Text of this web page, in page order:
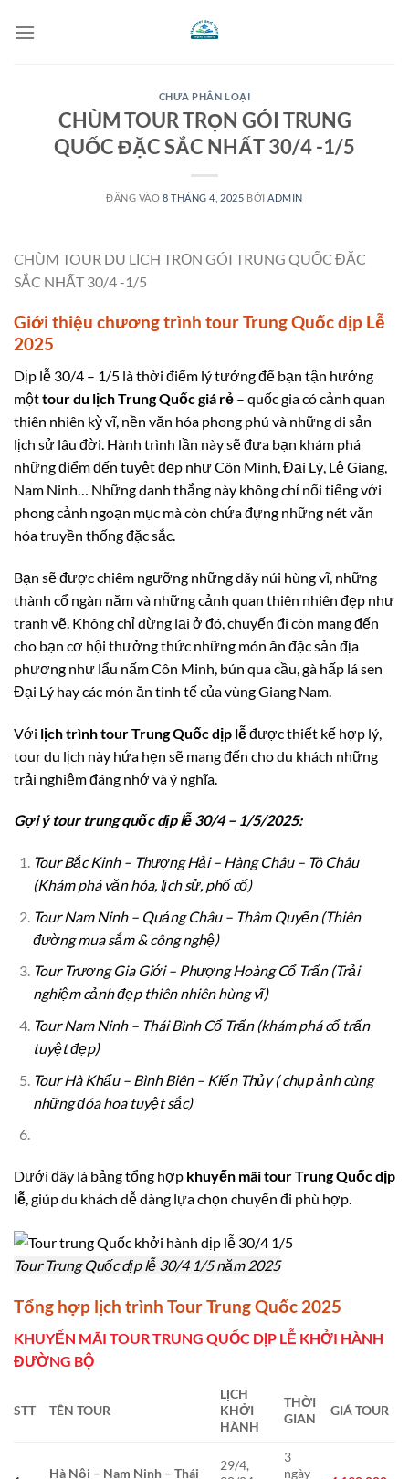
qua
CHƯA PHÂN LOẠI
CHÙM TOUR TRỌN GÓI TRUNG
QUỐC ĐẶC SẮC NHẤT 30/4 -1/5
ĐĂNG VÀO 8 THÁNG 4, 2025 BỞI ADMIN
CHÙM TOUR DU LỊCH TRỌN GÓI TRUNG QUỐC ĐẶC
SẮC NHẤT 30/4 -1/5
Giới thiệu chương trình tour Trung Quốc dịp Lễ
2025
Dịp lễ 30/4 – 1/5 là thời điểm lý tưởng để bạn tận hưởng
mộttour du lịch Trung Quốc giá rẻ – quốc gia có cảnh quan
thiên nhiên kỳ vĩ, nền văn hóa phong phú và những di sản
lịch sử lâu đời. Hành trình lần này sẽ đưa bạn khám phá
những điểm đến tuyệt đẹp như Côn Minh, Đại Lý, Lệ Giang,
Nam Ninh… Những danh thắng này không chỉ nổi tiếng với
phong cảnh ngoạn mục mà còn chứa đựng những nét văn
hóa truyền thống đặc sắc.
Bạn sẽ được chiêm ngưỡng những dãy núi hùng vĩ, những
thành cổ ngàn năm và những cảnh quan thiên nhiên đẹp như
tranh vẽ. Không chỉ dừng lại ở đó, chuyến đi còn mang đến
cho bạn cơ hội thưởng thức những món ăn đặc sản địa
phương như lẩu nấm Côn Minh, bún qua cầu, gà hấp lá sen
Đại Lý hay các món ăn tinh tế của vùng Giang Nam.
Với lịch trình tour Trung Quốc dịp lễđược thiết kế hợp lý,
tour du lịch này hứa hẹn sẽ mang đến cho du khách những
trải nghiệm đáng nhớ và ý nghĩa.
Gợi ý tour trung quốc dịp lễ 30/4 – 1/5/2025:
Tour Bắc Kinh – Thượng Hải – Hàng Châu – Tô Châu
(Khám phá văn hóa, lịch sử, phố cổ)
Tour Nam Ninh – Quảng Châu – Thâm Quyến (Thiên
đường mua sắm & công nghệ)
Tour Trương Gia Giới – Phượng Hoàng Cổ Trấn (Trải
nghiệm cảnh đẹp thiên nhiên hùng vĩ)
Tour Nam Ninh – Thái Bình Cổ Trấn (khám phá cổ trấn
tuyệt đẹp)
Tour Hà Khẩu – Bình Biên – Kiến Thủy ( chụp ảnh cùng
những đóa hoa tuyệt sắc)
Dưới đây là bảng tổng hợp khuyến mãi tour Trung Quốc dịp
lễ, giúp du khách dễ dàng lựa chọn chuyến đi phù hợp.
Tour Trung Quốc dịp lễ 30/4 1/5 năm 2025
Tổng hợp lịch trình Tour Trung Quốc 2025
KHUYẾN MÃI TOUR TRUNG QUỐC DỊP LỄ KHỞI HÀNH
ĐƯỜNG BỘ
STT TÊN TOUR
LỊCH
KHỞI
HÀNH
THỜI
GIAN
GIÁ TOUR
Hà Nội – Nam Ninh – Thái
29/4,
3
ngày